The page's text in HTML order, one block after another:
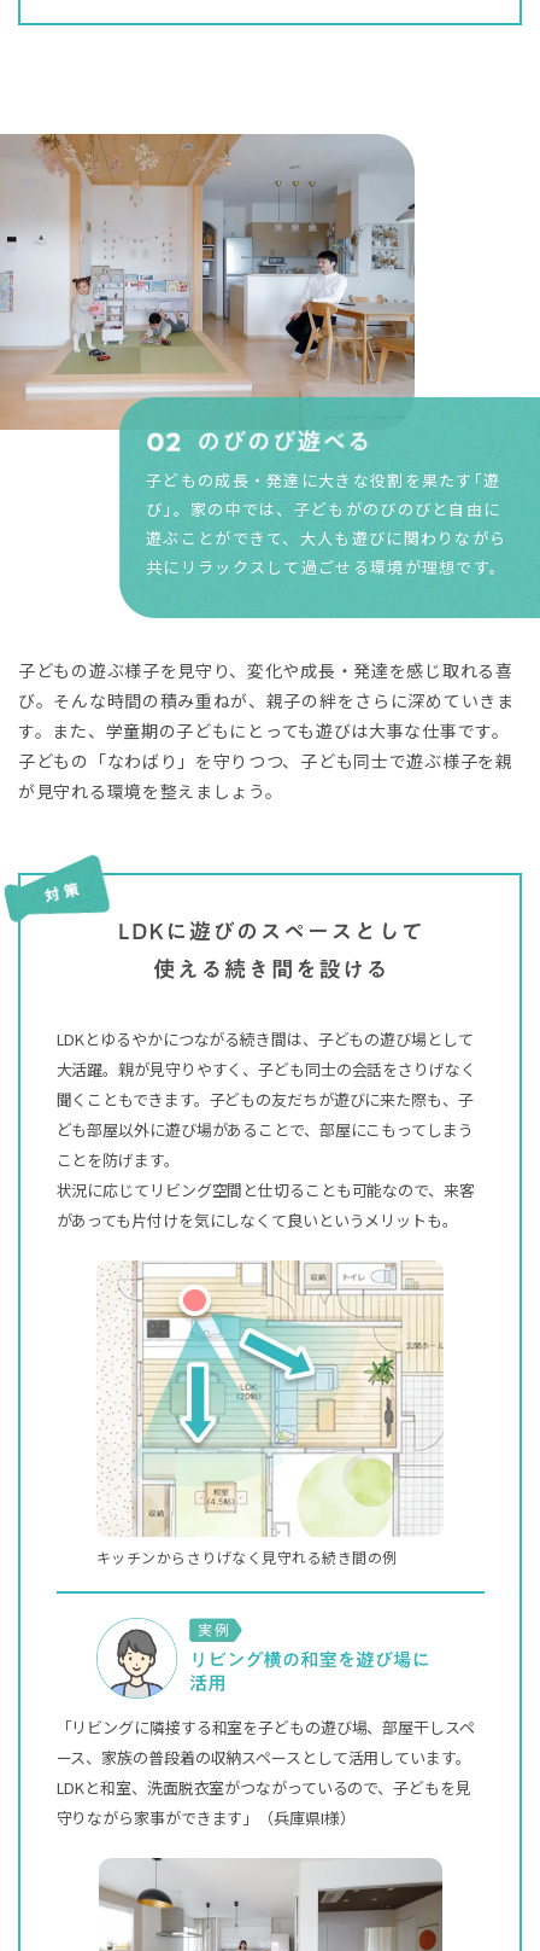
子どもの成長・発達に大きな役割を果たす｢遊
び｣。家の中では、子どもがのびのびと自由に
遊ぶことができて、大人も遊びに関わりながら
共にリラックスして過ごせる環境が理想です。
子どもの遊ぶ様子を見守り、変化や成長・発達を感じ取れる喜
び。そんな時間の積み重ねが、親子の絆をさらに深めていきま
す。 また、学童期の子どもにとっても遊びは大事な仕事です。
子どもの「なわばり」を守りつつ、子ども同士で遊ぶ様子を親
が見守れる環境を整えましょう。
LDKとゆるやかにつながる続き間は、子どもの遊び場として
大活躍。親が見守りやすく、子ども同士の会話をさりげなく
聞くこともできます。子どもの友だちが遊びに来た際も、子
ども部屋以外に遊び場があることで、部屋にこもってしまう
ことを防げます。
状況に応じてリビング空間と仕切ることも可能なので、来客
があっても片付けを気にしなくて良いというメリットも。
キッチンからさりげなく見守れる続き間の例
「リビングに隣接する和室を子どもの遊び場、部屋干しスペ
ース、家族の普段着の収納スペースとして活用しています。
LDKと和室、洗面脱衣室がつながっているので、子どもを見
守りながら家事ができます」（兵庫県I様）